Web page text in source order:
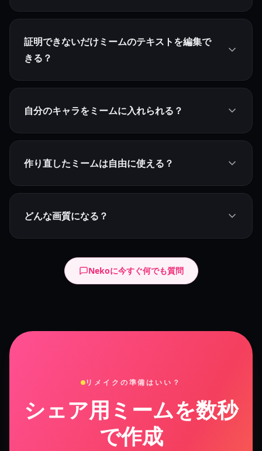
証明できないだけミームのテキストを編集で
きる？
自分のキャラをミームに入れられる？
作り直したミームは自由に使える？
どんな画質になる？
Nekoに今すぐ何でも質問
リメイクの準備はいい？
シェア用ミームを数秒
で作成